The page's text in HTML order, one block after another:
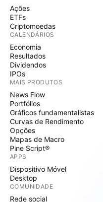
Ações
ETFs
Criptomoedas
CALENDÁRIOS
Economia
Resultados
Dividendos
IPOs
MAIS PRODUTOS
News Flow
Portfólios
Gráficos fundamentalistas
Curvas de Rendimento
Opções
Mapas de Macro
Pine Script®
APPS
Dispositivo Móvel
Desktop
COMUNIDADE
Rede social